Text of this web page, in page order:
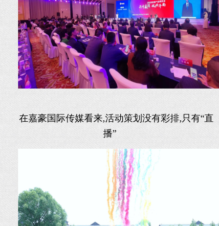
在嘉豪国际传媒看来,活动策划没有彩排,只有“直
播”